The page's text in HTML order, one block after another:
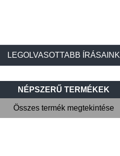
LEGOLVASOTTABB ÍRÁSAINK
NÉPSZERŰ TERMÉKEK
Összes termék megtekintése